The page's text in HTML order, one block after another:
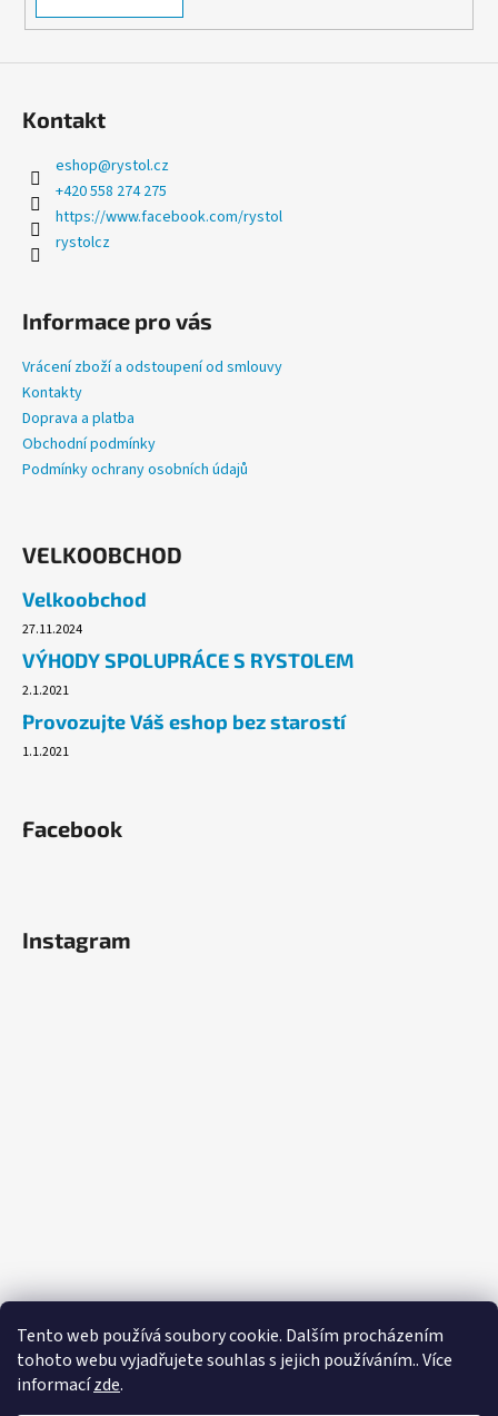
Tento web používá soubory cookie. Dalším procházením
tohoto webu vyjadřujete souhlas s jejich používáním.. Více
informacízde.
s
Kontakt
eshop@rystol.cz
+420 558 274 275
https://www.facebook.com/rystol
rystolcz
Informace pro vás
Vrácení zboží a odstoupení od smlouvy
Kontakty
Doprava a platba
Obchodní podmínky
Podmínky ochrany osobních údajů
VELKOOBCHOD
Velkoobchod
27.11.2024
VÝHODY SPOLUPRÁCE S RYSTOLEM
2.1.2021
Provozujte Váš eshop bez starostí
1.1.2021
Facebook
Instagram
Sledovat na Instagramu